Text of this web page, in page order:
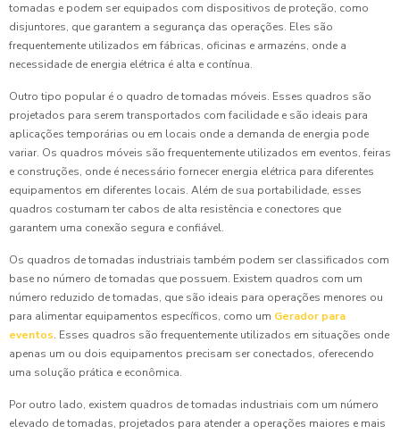
tomadas e podem ser equipados com dispositivos de proteção, como
disjuntores, que garantem a segurança das operações. Eles são
frequentemente utilizados em fábricas, oficinas e armazéns, onde a
necessidade de energia elétrica é alta e contínua.
Outro tipo popular é o quadro de tomadas móveis. Esses quadros são
projetados para serem transportados com facilidade e são ideais para
aplicações temporárias ou em locais onde a demanda de energia pode
variar. Os quadros móveis são frequentemente utilizados em eventos, feiras
e construções, onde é necessário fornecer energia elétrica para diferentes
equipamentos em diferentes locais. Além de sua portabilidade, esses
quadros costumam ter cabos de alta resistência e conectores que
garantem uma conexão segura e confiável.
Os quadros de tomadas industriais também podem ser classificados com
base no número de tomadas que possuem. Existem quadros com um
número reduzido de tomadas, que são ideais para operações menores ou
para alimentar equipamentos específicos, como um Gerador para
eventos. Esses quadros são frequentemente utilizados em situações onde
apenas um ou dois equipamentos precisam ser conectados, oferecendo
uma solução prática e econômica.
Por outro lado, existem quadros de tomadas industriais com um número
elevado de tomadas, projetados para atender a operações maiores e mais